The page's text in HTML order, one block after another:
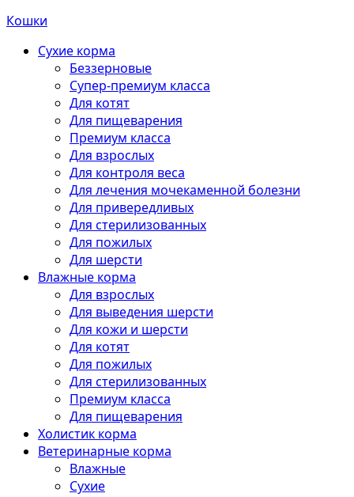
Кошки
Сухие корма
Беззерновые
Супер-премиум класса
Для котят
Для пищеварения
Премиум класса
Для взрослых
Для контроля веса
Для лечения мочекаменной болезни
Для привередливых
Для стерилизованных
Для пожилых
Для шерсти
Влажные корма
Для взрослых
Для выведения шерсти
Для кожи и шерсти
Для котят
Для пожилых
Для стерилизованных
Премиум класса
Для пищеварения
Холистик корма
Ветеринарные корма
Влажные
Сухие